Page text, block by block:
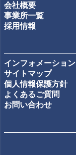
会社概要
事業所一覧
採用情報
インフォメーション
サイトマップ
個人情報保護方針
よくあるご質問
お問い合わせ